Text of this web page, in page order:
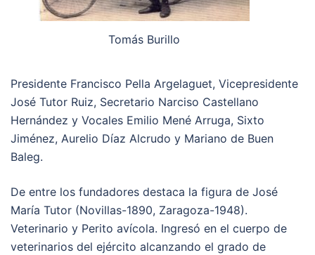
Tomás Burillo
Presidente Francisco Pella Argelaguet, Vicepresidente
José Tutor Ruiz, Secretario Narciso Castellano
Hernández y Vocales Emilio Mené Arruga, Sixto
Jiménez, Aurelio Díaz Alcrudo y Mariano de Buen
Baleg.
De entre los fundadores destaca la figura de José
María Tutor (Novillas-1890, Zaragoza-1948).
Veterinario y Perito avícola. Ingresó en el cuerpo de
veterinarios del ejército alcanzando el grado de